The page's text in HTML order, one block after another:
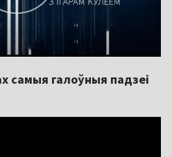
самыя галоўныя падзеі